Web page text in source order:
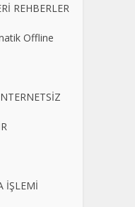
REHBERLER
Offline
İŞLEMİ